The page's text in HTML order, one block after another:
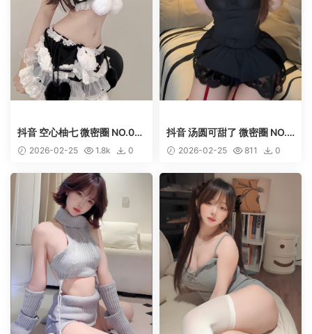
抖音 空心柚七 微密圈 NO.00
9期 【9P11V】
2026-02-25 1.8k
0
抖音 汤圆可甜了 微密圈 NO.0
20期 【9P1V】
2026-02-25 811
0